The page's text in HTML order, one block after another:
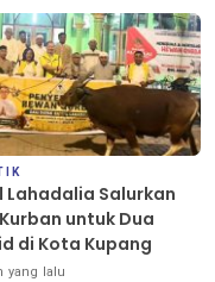
Lahadalia Salurkan
untuk Dua
di Kota Kupang
yang lalu